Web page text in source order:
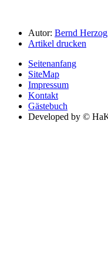
Autor: Bernd Herzog
Artikel drucken
Seitenanfang
SiteMap
Impressum
Kontakt
Gästebuch
Developed by ©